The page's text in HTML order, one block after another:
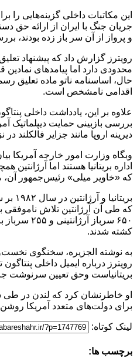
این مکاتبات داخلی گزینه‌هایی را
جریان جنگ با ایران از ارائه حق
و پرواز از آن سر باز زده بودند،
رویترز گزارش داد که پیشنهاد تعلیق
محدودی دارد اما پیامدهای
حال، اساسنامه ناتو ماده تعلیق
اقدامی نامشخص است.
علاوه بر این، یادداشت داخلی
بررسی بازبینی حمایت دیپلماتیک
دیرینه اروپا مانند جزایر فالکلند
وبگاه وزارت امور خارجه آمریکا
اداره بریتانیا هستند اما آرژانتین
که «خاویر میلی» رئیس‌جمهور
که طی آن آرژانتین تلاش
۶۵۰ سرباز
کشته شدند.
به نوشته الجزیره، سخنگوی
رویترز درباره ایمیل داخلی
بریتانیاست وحق تعیین‌ سرنوشت
او خاطرنشان کرد که لندن در طی
برای دولت‌های متعدد آمریکا
لینک کوتاه:
برچسب ها: